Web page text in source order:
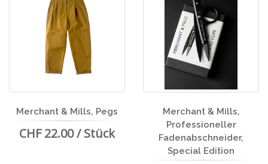
Merchant & Mills, Pegs
CHF 22.00 / Stück
Merchant & Mills,
Professioneller
Fadenabschneider,
Special Edition